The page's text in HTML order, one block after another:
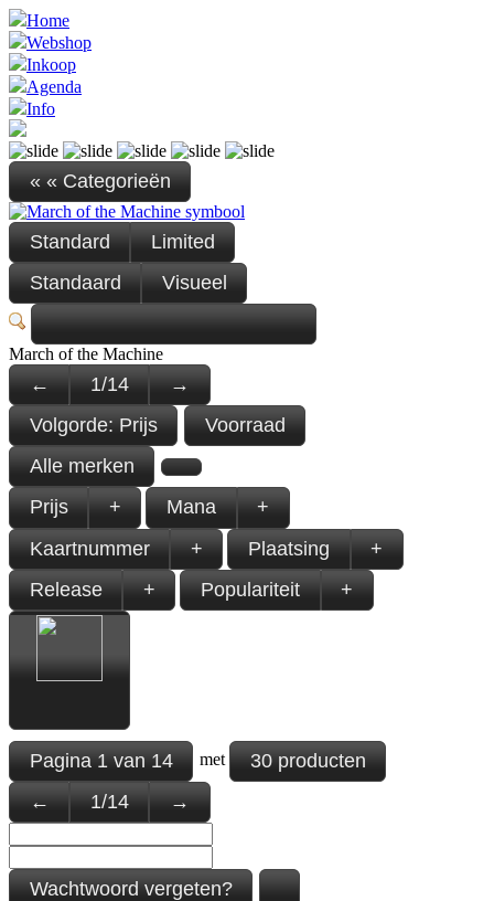
Home
Webshop
Inkoop
Agenda
Info
« « Categorieën
Standard
Limited
Standaard
Visueel
March of the Machine
← 1/14
→
Volgorde: Prijs
Voorraad
Alle merken
Prijs
+ Mana
+
Kaartnummer
+ Plaatsing
+
Release
+ Populariteit +
Pagina1van14 met
30 producten
←
1/14 →
Wachtwoord vergeten?